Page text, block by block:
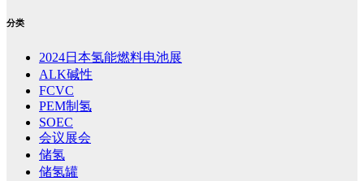
分类
2024日本氢能燃料电池展
ALK碱性
FCVC
PEM制氢
SOEC
会议展会
储氢
储氢罐